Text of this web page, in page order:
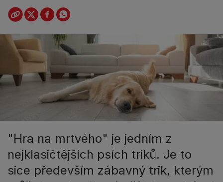
"Hra na mrtvého" je jedním z
nejklasičtějších psích triků. Je to
sice především zábavný trik, kterým